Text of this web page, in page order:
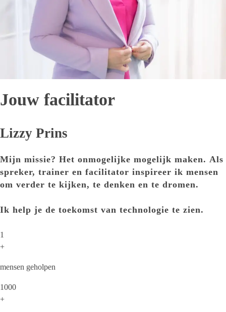
Jouw facilitator
Lizzy Prins
Mijn missie? Het onmogelijke mogelijk maken. Als
spreker, trainer en facilitator inspireer ik mensen
om verder te kijken, te denken en te dromen.
Ik help je de toekomst van technologie te zien.
1
+
mensen geholpen
1000
+